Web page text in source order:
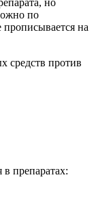
по
прописывается на
средств против
препаратах: